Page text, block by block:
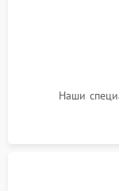
Наши